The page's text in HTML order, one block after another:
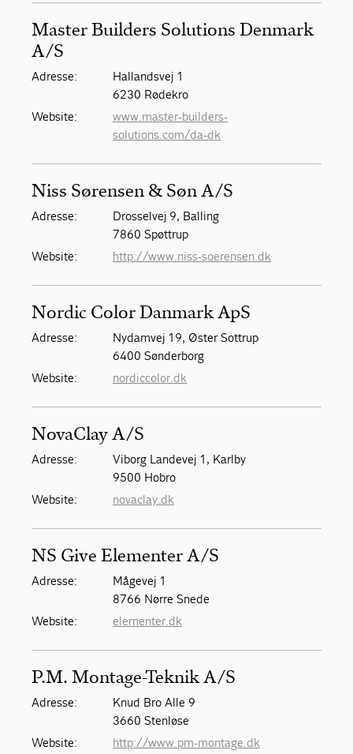
Master Builders Solutions Denmark
A/S
Adresse:
Hallandsvej 1
6230 Rødekro
Website:
www.master-builders-
solutions.com/da-dk
Niss Sørensen & Søn A/S
Adresse:
Drosselvej 9, Balling
7860 Spøttrup
Website:
http://www.niss-soerensen.dk
Nordic Color Danmark ApS
Adresse:
Nydamvej 19, Øster Sottrup
6400 Sønderborg
Website:
nordiccolor.dk
NovaClay A/S
Adresse:
Viborg Landevej 1, Karlby
9500 Hobro
Website:
novaclay.dk
NS Give Elementer A/S
Adresse:
Mågevej 1
8766 Nørre Snede
Website:
elementer.dk
P.M. Montage-Teknik A/S
Adresse:
Knud Bro Alle 9
3660 Stenløse
Website:
http://www.pm-montage.dk